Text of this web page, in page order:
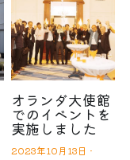
オランダ大使館
でのイベントを
実施しました
2023年10月13日 ·